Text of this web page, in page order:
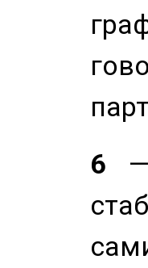
6 —